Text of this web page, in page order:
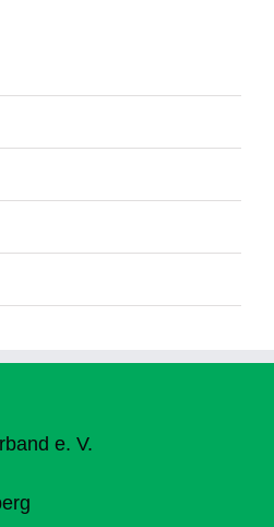
e. V.